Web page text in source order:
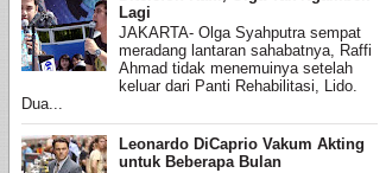
Lagi
JAKARTA- Olga Syahputra sempat
meradang lantaran sahabatnya, Raffi
Ahmad tidak menemuinya setelah
keluar dari Panti Rehabilitasi, Lido.
Dua...
Leonardo DiCaprio Vakum Akting
untuk Beberapa Bulan